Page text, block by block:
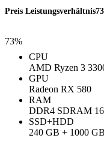
Preis Leistungsverhältnis
73%
CPU
AMD Ryzen 3
GPU
Radeon RX 580
RAM
DDR4 SDRAM
SSD+HDD
240 GB + 1000 GB